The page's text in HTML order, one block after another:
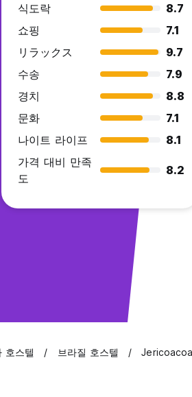
식도락
8.7
쇼핑
7.1
リラックス
9.7
수송
7.9
경치
8.8
문화
7.1
나이트 라이프
8.1
가격 대비 만족
도
8.2
호스텔 브라질 호스텔